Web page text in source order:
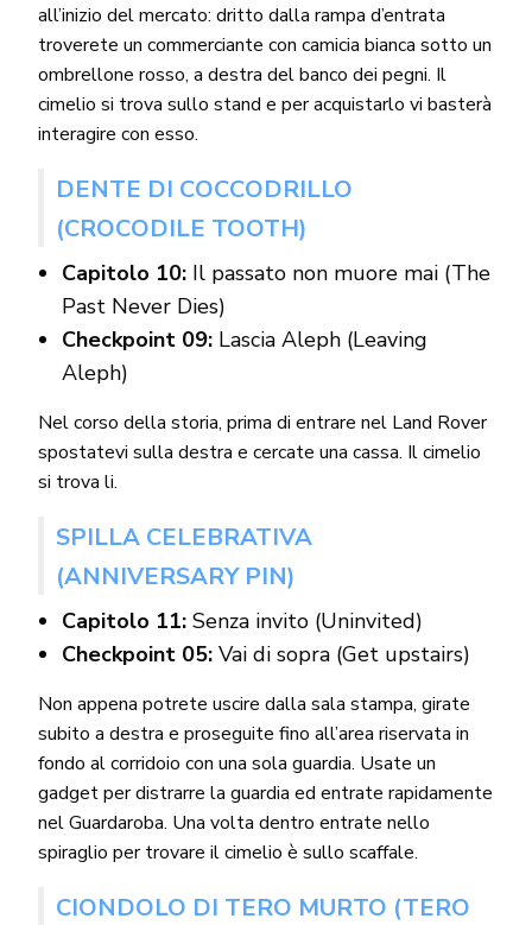
all’inizio del mercato: dritto dalla rampa d’entrata
troverete un commerciante con camicia bianca sotto un
ombrellone rosso, a destra del banco dei pegni. Il
cimelio si trova sullo stand e per acquistarlo vi basterà
interagire con esso.
DENTE DI COCCODRILLO
(CROCODILE TOOTH)
Capitolo 10:Il passato non muore mai (The
Past Never Dies)
Checkpoint 09:Lascia Aleph (Leaving
Aleph)
Nel corso della storia, prima di entrare nel Land Rover
spostatevi sulla destra e cercate una cassa. Il cimelio
si trova li.
SPILLA CELEBRATIVA
(ANNIVERSARY PIN)
Capitolo 11:Senza invito (Uninvited)
Checkpoint 05:Vai di sopra (Get upstairs)
Non appena potrete uscire dalla sala stampa, girate
subito a destra e proseguite fino all’area riservata in
fondo al corridoio con una sola guardia. Usate un
gadget per distrarre la guardia ed entrate rapidamente
nel Guardaroba. Una volta dentro entrate nello
spiraglio per trovare il cimelio è sullo scaffale.
CIONDOLO DI TERO MURTO (TERO